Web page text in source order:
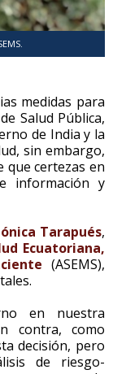
medidas para
Salud Pública,
de India y la
sin embargo,
que certezas en
información y
Tarapués,
Ecuatoriana,
(ASEMS),
en nuestra
contra, como
decisión, pero
de riesgo-